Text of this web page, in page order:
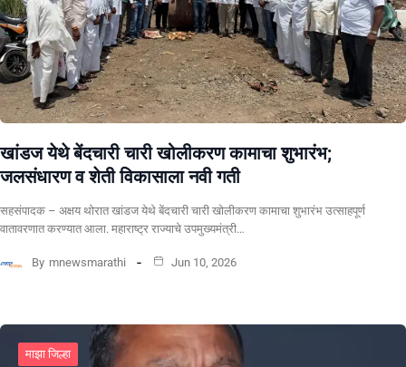
खांडज येथे बेंदचारी चारी खोलीकरण कामाचा शुभारंभ;
जलसंधारण व शेती विकासाला नवी गती
सहसंपादक – अक्षय थोरात खांडज येथे बेंदचारी चारी खोलीकरण कामाचा शुभारंभ उत्साहपूर्ण
वातावरणात करण्यात आला. महाराष्ट्र राज्याचे उपमुख्यमंत्री…
By mnewsmarathi Jun 10, 2026
माझा जिल्हा